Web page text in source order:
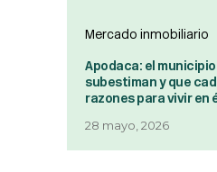
Mercado inmobiliario
Apodaca: el
subestiman y que
razones para vivir en
28 mayo, 2026